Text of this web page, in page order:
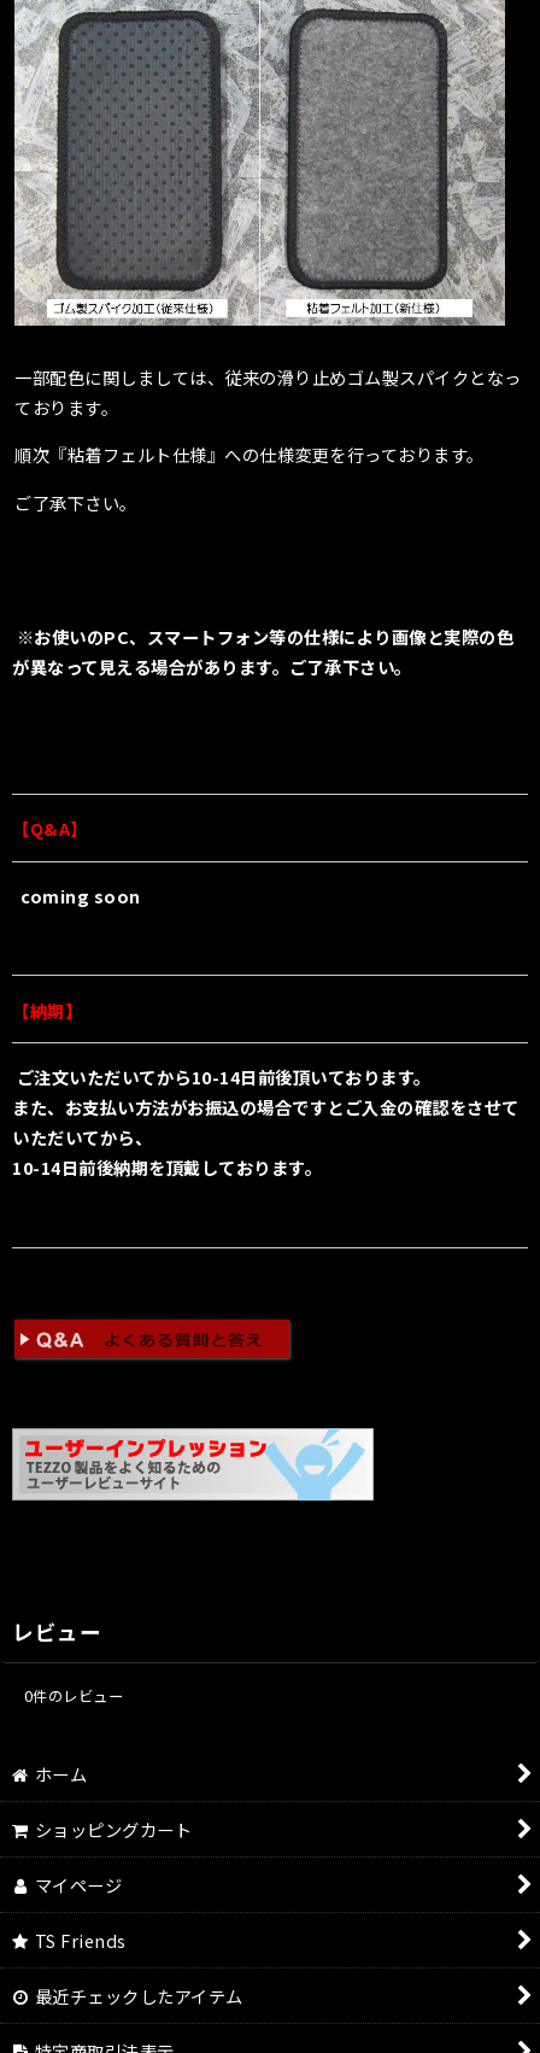
一部配色に関しましては、従来の滑り止めゴム製スパイクとなっ
ております。
順次『粘着フェルト仕様』への仕様変更を行っております。
ご了承下さい。
※お使いのPC、スマートフォン等の仕様により画像と実際の色
が異なって見える場合があります。ご了承下さい。
【Q&A】
coming soon
【納期】
ご注文いただいてから10-14日前後頂いております。
また、お支払い方法がお振込の場合ですとご入金の確認をさせて
いただいてから、
10-14日前後納期を頂戴しております。
レビュー
0件のレビュー
ホーム
ショッピングカート
マイページ
TS Friends
最近チェックしたアイテム